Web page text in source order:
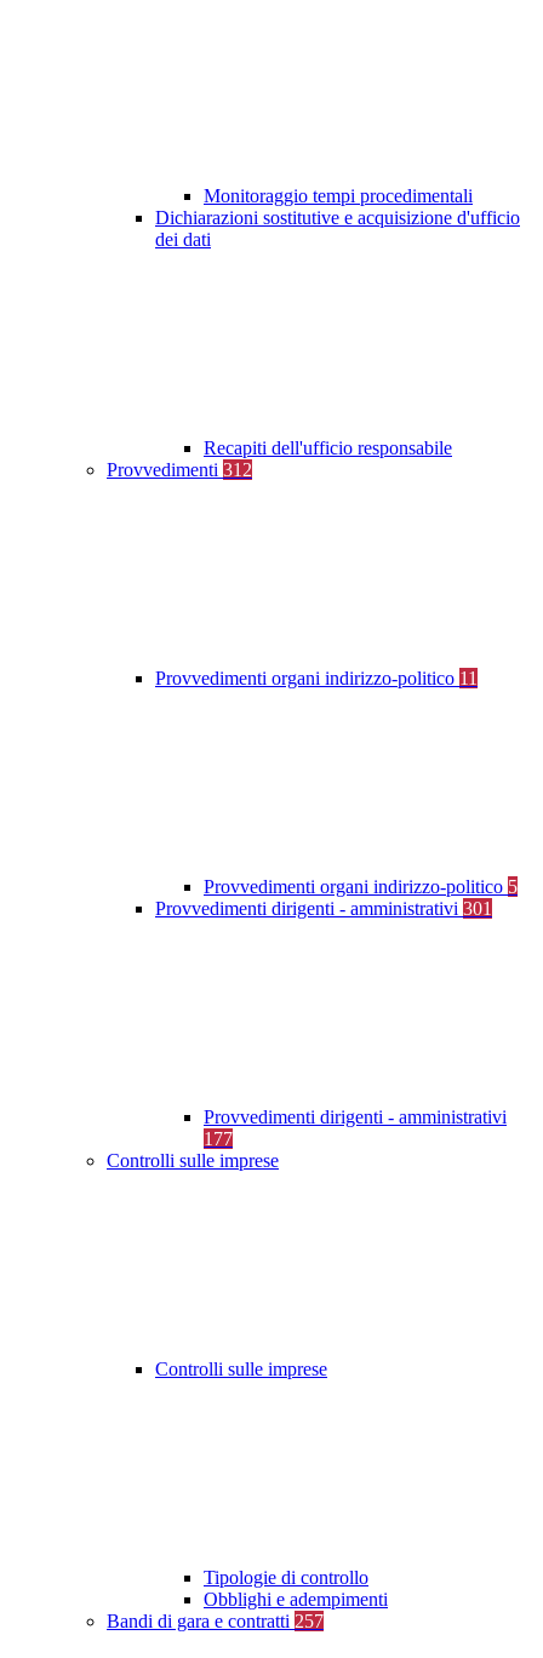
Monitoraggio tempi procedimentali
Dichiarazioni sostitutive e acquisizione d'ufficio
dei dati
Recapiti dell'ufficio responsabile
Provvedimenti 312
Provvedimenti organi indirizzo-politico 11
Provvedimenti organi indirizzo-politico 5
Provvedimenti dirigenti - amministrativi 301
Provvedimenti dirigenti - amministrativi
177
Controlli sulle imprese
Controlli sulle imprese
Tipologie di controllo
Obblighi e adempimenti
Bandi di gara e contratti 257